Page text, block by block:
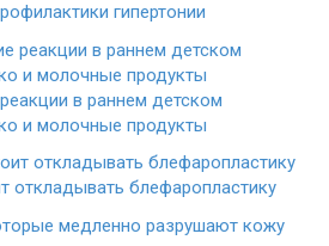
гипертонии
в раннем детском
и молочные продукты
откладывать блефаропластику